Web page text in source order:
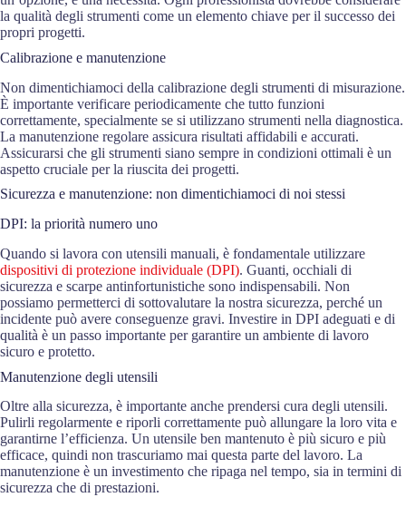
la qualità degli strumenti come un elemento chiave per il successo dei
propri progetti.
Calibrazione e manutenzione
Non dimentichiamoci della calibrazione degli strumenti di misurazione.
È importante verificare periodicamente che tutto funzioni
correttamente, specialmente se si utilizzano strumenti nella diagnostica.
La manutenzione regolare assicura risultati affidabili e accurati.
Assicurarsi che gli strumenti siano sempre in condizioni ottimali è un
aspetto cruciale per la riuscita dei progetti.
Sicurezza e manutenzione: non dimentichiamoci di noi stessi
DPI: la priorità numero uno
Quando si lavora con utensili manuali, è fondamentale utilizzare
dispositivi di protezione individuale (DPI). Guanti, occhiali di
sicurezza e scarpe antinfortunistiche sono indispensabili. Non
possiamo permetterci di sottovalutare la nostra sicurezza, perché un
incidente può avere conseguenze gravi. Investire in DPI adeguati e di
qualità è un passo importante per garantire un ambiente di lavoro
sicuro e protetto.
Manutenzione degli utensili
Oltre alla sicurezza, è importante anche prendersi cura degli utensili.
Pulirli regolarmente e riporli correttamente può allungare la loro vita e
garantirne l’efficienza. Un utensile ben mantenuto è più sicuro e più
efficace, quindi non trascuriamo mai questa parte del lavoro. La
manutenzione è un investimento che ripaga nel tempo, sia in termini di
sicurezza che di prestazioni.